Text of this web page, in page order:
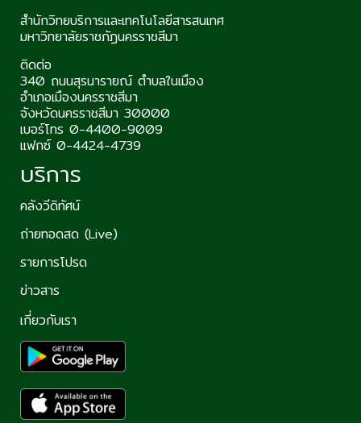
สำนักวิทยบริการและเทคโนโลยีสารสนเทศ
มหาวิทยาลัยราชภัฏนครราชสีมา
ติดต่อ
340 ถนนสุรนารายณ์ ตำบลในเมือง
อำเภอเมืองนครราชสีมา
จังหวัดนครราชสีมา 30000
เบอร์โทร 0-4400-9009
แฟกซ์ 0-4424-4739
บริการ
คลังวีดิทัศน์
ถ่ายทอดสด (Live)
รายการโปรด
ข่าวสาร
เกี่ยวกับเรา